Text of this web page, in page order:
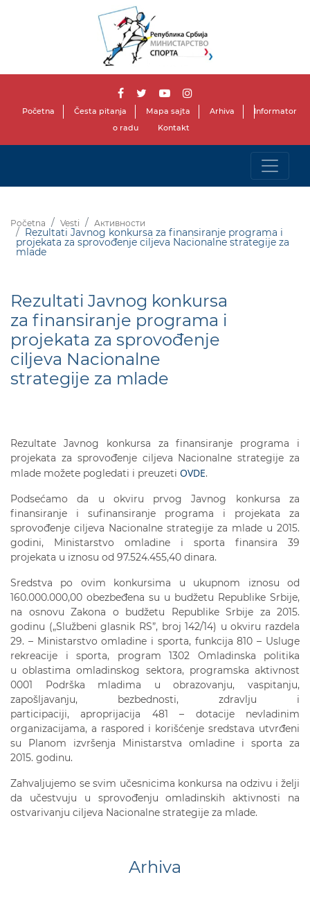
Početna Česta pitanja Mapa sajta Arhiva
Informator
o radu
Kontakt
Početna Vesti Активности
Rezultati Javnog konkursa za finansiranje programa i
projekata za sprovođenje ciljeva Nacionalne strategije za
mlade
Rezultati Javnog konkursa
za finansiranje programa i
projekata za sprovođenje
ciljeva Nacionalne
strategije za mlade
Rezultate Javnog konkursa za finansiranje programa i
projekata za sprovođenje ciljeva Nacionalne strategije za
mlade možete pogledati i preuzeti OVDE.
Podsećamo da u okviru prvog Javnog konkursa za
finansiranje i sufinansiranje programa i projekata za
sprovođenje ciljeva Nacionalne strategije za mlade u 2015.
godini, Ministarstvo omladine i sporta finansira 39
projekata u iznosu od 97.524.455,40 dinara.
Sredstva po ovim konkursima u ukupnom iznosu od
160.000.000,00 obezbeđena su u budžetu Republike Srbije,
na osnovu Zakona o budžetu Republike Srbije za 2015.
godinu („Službeni glasnik RS”, broj 142/14) u okviru razdela
29. – Ministarstvo omladine i sporta, funkcija 810 – Usluge
rekreacije i sporta, program 1302 Omladinska politika
u oblastima omladinskog sektora, programska aktivnost
0001 Podrška mladima u obrazovanju, vaspitanju,
zapošljavanju, bezbednosti, zdravlju i
participaciji, aproprijacija 481 – dotacije nevladinim
organizacijama, a raspored i korišćenje sredstava utvrđeni
su Planom izvršenja Ministarstva omladine i sporta za
2015. godinu.
Zahvaljujemo se svim učesnicima konkursa na odzivu i želji
da učestvuju u sprovođenju omladinskih aktivnosti na
ostvarivanju ciljeva Nacionalne strategije za mlade.
Arhiva